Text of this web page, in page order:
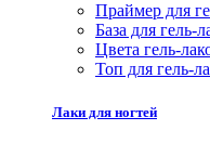
Праймер для
База для гель-
Цвета гель-
Топ для гель-
Лаки для ногтей